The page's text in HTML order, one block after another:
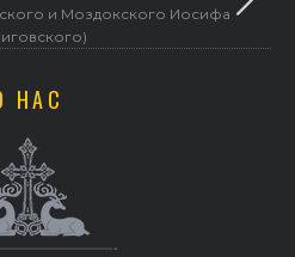
и Моздокского Иосифа
НАС